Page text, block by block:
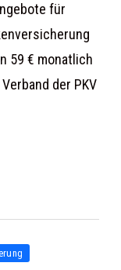
für
59 € monatlich
der PKV